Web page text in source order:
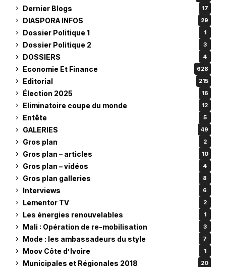
Dernier Blogs
17
DIASPORA INFOS 29
Dossier Politique 1 1
Dossier Politique 2 3
DOSSIERS 4
Economie Et Finance 628
Editorial 215
Élection 2025 16
Eliminatoire coupe du monde 12
Entête 5
GALERIES 49
Gros plan 2
Gros plan – articles 10
Gros plan – vidéos 4
Gros plan galleries 8
Interviews 6
Lementor TV 2
Les énergies renouvelables 1
Mali : Opération de re-mobilisation 3
Mode : les ambassadeurs du style 7
Moov Côte d’Ivoire 1
Municipales et Régionales 2018 20